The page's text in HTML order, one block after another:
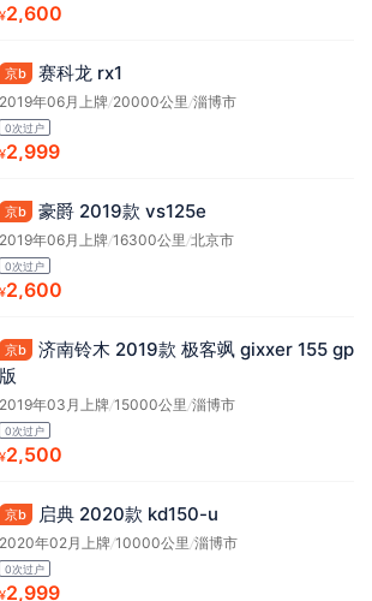
¥2,600
京b 赛科龙 rx1
2019年06月上牌/20000公里/淄博市
0次过户
¥2,999
京b 豪爵 2019款 vs125e
2019年06月上牌/16300公里/北京市
0次过户
¥2,600
京b
济南铃木 2019款 极客飒 gixxer 155 gp
版
2019年03月上牌/15000公里/淄博市
0次过户
¥2,500
京b 启典 2020款 kd150-u
2020年02月上牌/10000公里 /淄博市
0次过户
¥2,999